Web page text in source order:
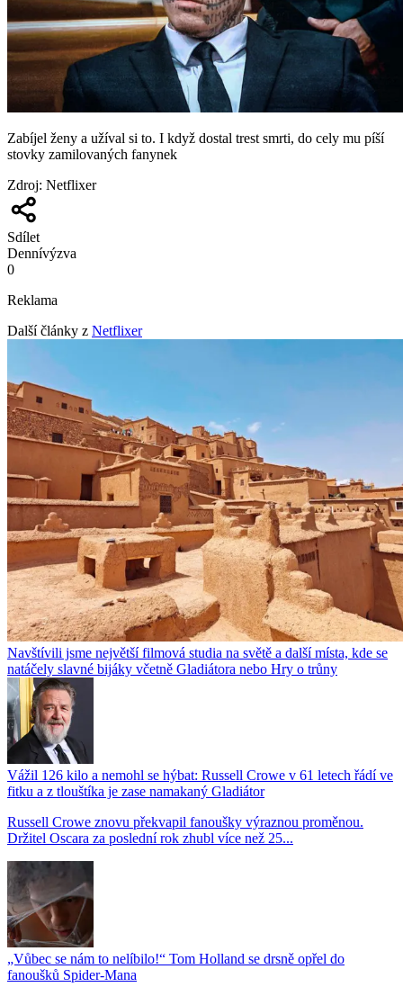
Zabíjel ženy a užíval si to. I když dostal trest smrti, do cely mu píší
stovky zamilovaných fanynek
Zdroj: Netflixer
Sdílet
Dennívýzva
0
Reklama
Další články z Netflixer
Navštívili jsme největší filmová studia na světě a další místa, kde se
natáčely slavné bijáky včetně Gladiátora nebo Hry o trůny
Vážil 126 kilo a nemohl se hýbat: Russell Crowe v 61 letech řádí ve
fitku a z tlouštíka je zase namakaný Gladiátor
Russell Crowe znovu překvapil fanoušky výraznou proměnou.
Držitel Oscara za poslední rok zhubl více než 25...
„Vůbec se nám to nelíbilo!“ Tom Holland se drsně opřel do
fanoušků Spider-Mana